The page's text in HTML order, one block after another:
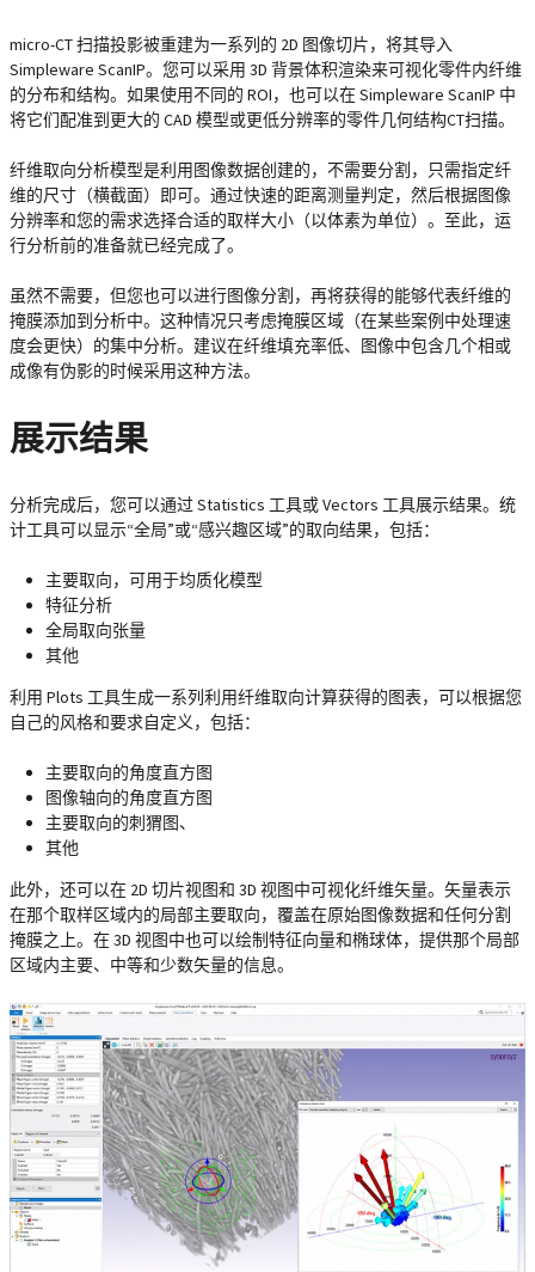
micro-CT 扫描投影被重建为一系列的 2D 图像切片，将其导入
Simpleware ScanIP。您可以采用 3D 背景体积渲染来可视化零件内纤维
的分布和结构。如果使用不同的 ROI，也可以在 Simpleware ScanIP 中
将它们配准到更大的 CAD 模型或更低分辨率的零件几何结构CT扫描。
纤维取向分析模型是利用图像数据创建的，不需要分割，只需指定纤
维的尺寸（横截面）即可。通过快速的距离测量判定，然后根据图像
分辨率和您的需求选择合适的取样大小（以体素为单位）。至此，运
行分析前的准备就已经完成了。
虽然不需要，但您也可以进行图像分割，再将获得的能够代表纤维的
掩膜添加到分析中。这种情况只考虑掩膜区域（在某些案例中处理速
度会更快）的集中分析。建议在纤维填充率低、图像中包含几个相或
成像有伪影的时候采用这种方法。
展示结果
分析完成后，您可以通过 Statistics 工具或 Vectors 工具展示结果。统
计工具可以显示“全局”或“感兴趣区域”的取向结果，包括：
主要取向，可用于均质化模型
特征分析
全局取向张量
其他
利用 Plots 工具生成一系列利用纤维取向计算获得的图表，可以根据您
自己的风格和要求自定义，包括：
主要取向的角度直方图
图像轴向的角度直方图
主要取向的刺猬图、
其他
此外，还可以在 2D 切片视图和 3D 视图中可视化纤维矢量。矢量表示
在那个取样区域内的局部主要取向，覆盖在原始图像数据和任何分割
掩膜之上。在 3D 视图中也可以绘制特征向量和椭球体，提供那个局部
区域内主要、中等和少数矢量的信息。